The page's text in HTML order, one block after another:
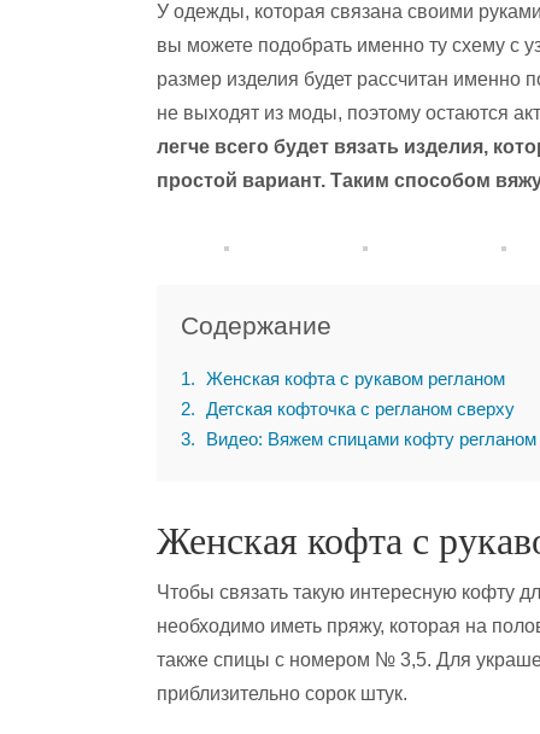
У одежды, которая связана своими
вы можете подобрать именно ту схему с
размер изделия будет рассчитан
не выходят из моды, поэтому остаются
легче всего будет вязать изделия,
простой вариант. Таким способом
Содержание
1
Женская кофта с рукавом регланом
2
Детская кофточка с регланом сверху
3
Видео: Вяжем спицами кофту регланом
Женская кофта с
Чтобы связать такую интересную кофту
необходимо иметь пряжу, которая на
также спицы с номером № 3,5. Для
приблизительно сорок штук.